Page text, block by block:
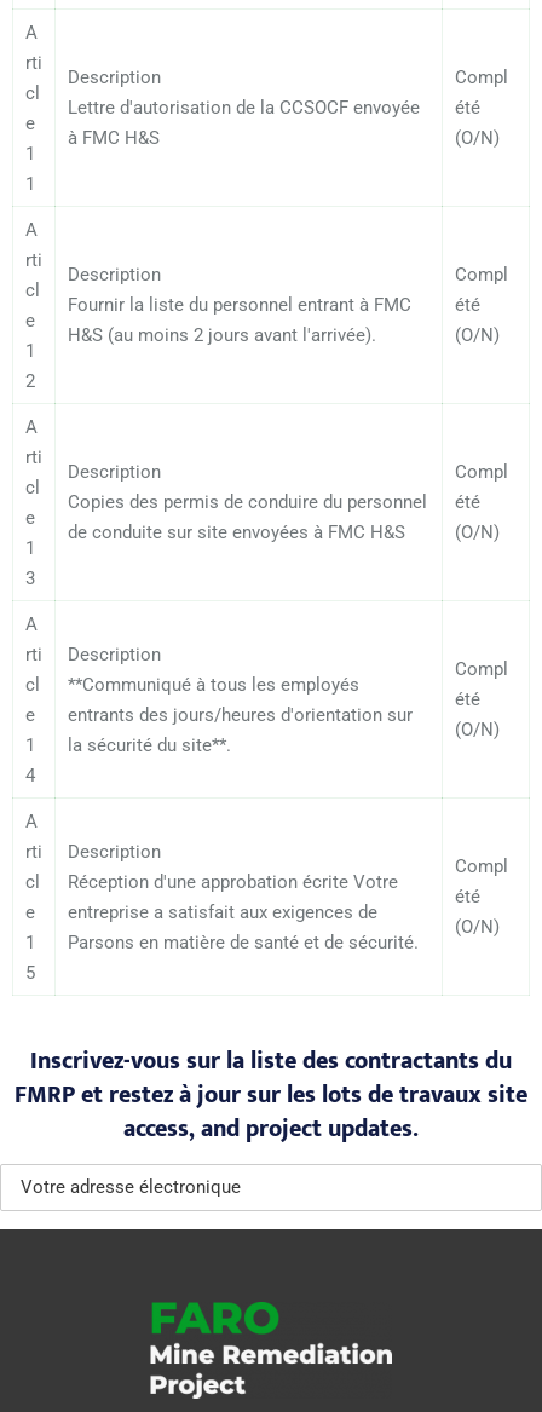
A
rti
cl
e
1
1
Description
Lettre d'autorisation de la CCSOCF envoyée
à FMC H&S
Compl
été
(O/N)
A
rti
cl
e
1
2
Description
Fournir la liste du personnel entrant à FMC
H&S (au moins 2 jours avant l'arrivée).
Compl
été
(O/N)
A
rti
cl
e
1
3
Description
Copies des permis de conduire du personnel
de conduite sur site envoyées à FMC H&S
Compl
été
(O/N)
A
rti
cl
e
1
4
Description
**Communiqué à tous les employés
entrants des jours/heures d'orientation sur
la sécurité du site**.
Compl
été
(O/N)
A
rti
cl
e
1
5
Description
Réception d'une approbation écrite Votre
entreprise a satisfait aux exigences de
Parsons en matière de santé et de sécurité.
Compl
été
(O/N)
Inscrivez-vous sur la liste des contractants du
FMRP et restez à jour sur les lots de travaux site
access, and project updates.